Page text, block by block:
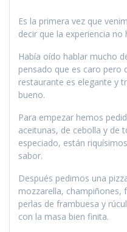
Es la primera vez que
decir que la experiencia no
Había oído hablar mucho
pensado que es caro pero
restaurante es elegante y
bueno.
Para empezar hemos
aceitunas, de cebolla y de
especiado, están
sabor.
Después pedimos una
mozzarella, champiñones,
perlas de frambuesa y
con la masa bien finita.